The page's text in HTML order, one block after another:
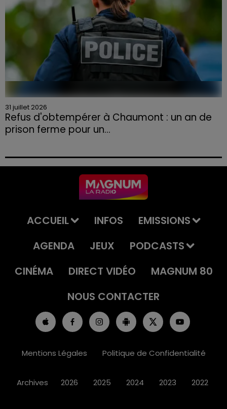
31 juillet 2026
Refus d'obtempérer à Chaumont : un an de
prison ferme pour un...
permis et la confiscation de son véhicule.
ACCUEIL INFOS
EMISSIONS
AGENDA
JEUX
PODCASTS
CINÉMA
DIRECT VIDÉO
MAGNUM 80
NOUS CONTACTER
Mentions Légales Politique de Confidentialité
Archives 2026 2025 2024 2023 2022